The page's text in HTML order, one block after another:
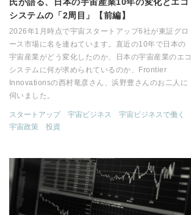
システムの「2周目」【前編】
2026年1月時点で宇宙スタートアップ6社が東証グロ
ース市場に名を連ねています。直近の10年で日本の
宇宙産業がどう変化したのか、日本の宇宙産業のエコ
システムに何が求められているのか、Frontier
Innovationsの西村竜彦さん、浜野豊さんのお二人に
伺いました。
スタートアップ 宇宙ビジネス
宇宙ビジネスで働く
宇宙政策
投資